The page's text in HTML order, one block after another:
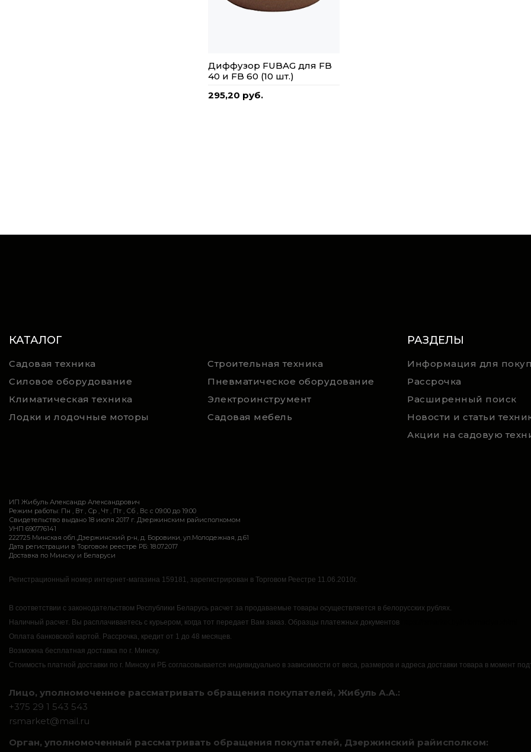
Диффузор FUBAG для FB
40 и FB 60 (10 шт.)
295,20 руб.
КАТАЛОГ
Садовая техника
Строительная техника
Силовое оборудование
Пневматическое оборудование
Климатическая техника
Электроинструмент
Лодки и лодочные моторы
Садовая мебель
РАЗДЕЛЫ
Информация для
Рассрочка
Расширенный поиск
ИП Жибуль Александр Александрович
Режим работы: Пн , Вт , Ср , Чт , Пт , Сб , Вс c 09:00 до 19:00
Свидетельство выдано 18 июля 2017 г. Дзержинским райисполкомом
УНП 690776141
222725 Минская обл.,Дзержинский р-н, д. Боровики, ул.Молодежная, д.61
Дата регистрации в Торговом реестре РБ: 18.07.2017
Доставка по Минску и Беларуси
Регистрационный номер интернет-магазина 159181, зарегистрирован в Торговом Реестре 11.06.2010г.
В соответствии с законодательством Республики Беларусь расчет за продаваемые товары осуществляется в белорусских рублях.
Наличный расчет. Вы расплачиваетесь с курьером, когда тот передает Вам заказ. Образцы платежных документов
Оплата банковской картой. Рассрочка, кредит от 1 до 48 месяцев.
Возможна бесплатная доставка по г. Минску.
Стоимость платной доставки по г. Минску и РБ согласовывается индивидуально в зависимости от веса, размеров и адреса доставки товара в момент
Лицо, уполномоченное рассматривать обращения покупателей, Жибуль А.А.:
+375 29 1 543 543
rsmarket@mail.ru
Орган, уполномоченный рассматривать обращения покупателей, Дзержинский райисполком: